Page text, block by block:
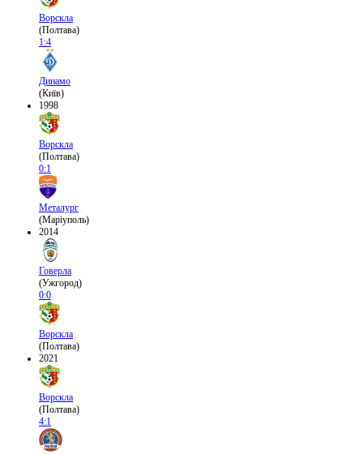
Ворскла
(Полтава)
1:4
Динамо
(Київ)
1998
Ворскла
(Полтава)
0:1
Металург
(Маріуполь)
2014
Говерла
(Ужгород)
0:0
Ворскла
(Полтава)
2021
Ворскла
(Полтава)
4:1